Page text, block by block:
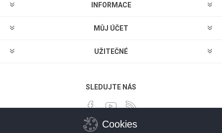
INFORMACE
MŮJ ÚČET
UŽITEČNÉ
SLEDUJTE NÁS
Cookies